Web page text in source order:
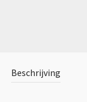
Beschrijving